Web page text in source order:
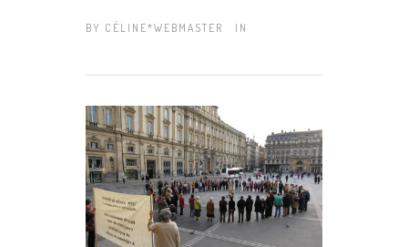
BY CÉLINE*WEBMASTER IN